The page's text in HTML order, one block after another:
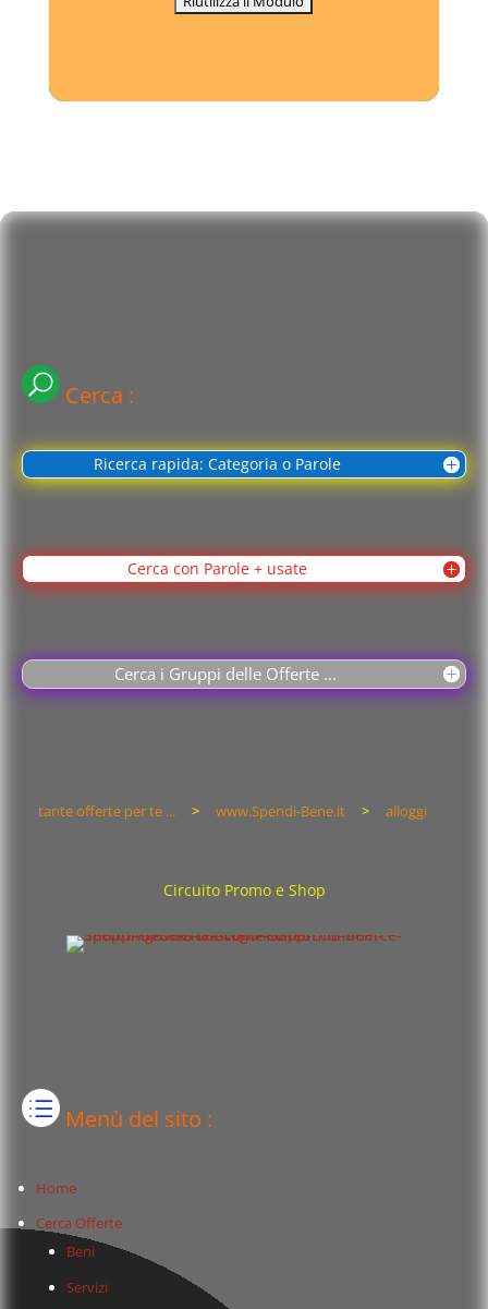
Cerca :
Ricerca rapida: Categoria o Parole
Cerca con Parole + usate
Cerca i Gruppi delle Offerte ...
tante offerte per te ... > www.Spendi-Bene.it > alloggi
Circuito Promo e Shop
Menù del sito :
Home
Cerca Offerte
Beni
Servizi